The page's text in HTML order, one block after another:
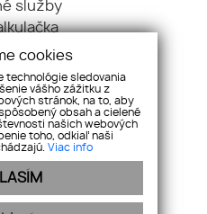
služby
OÚ
súťaže
cookies
technológie sledovania
vášho zážitku z
stránok, na to, aby
obsah a cielené
našich webových
toho, odkiaľ naši
Viac info